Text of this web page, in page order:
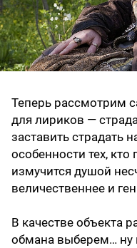
Теперь рассмотрим
для лириков —
заставить страдать
особенности тех,
измучится душой
величественнее и
В качестве объекта
обмана выберем… ну